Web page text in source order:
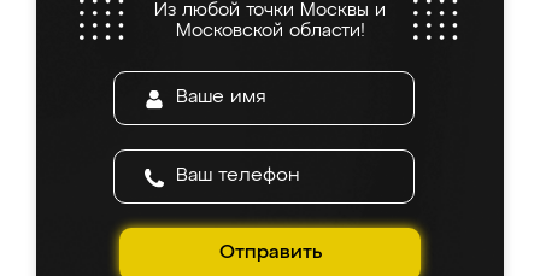
Из любой точки Москвы и
Московской области!
Отправить